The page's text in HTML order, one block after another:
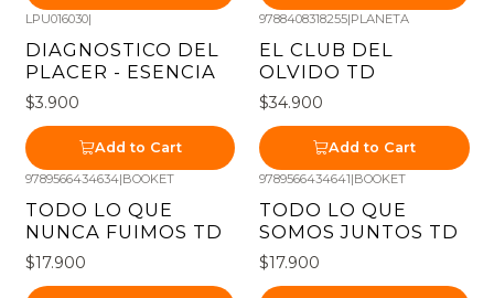
LPU016030|
DIAGNOSTICO DEL
PLACER - ESENCIA
$3.900
Add to Cart
9788408318255|PLANETA
EL CLUB DEL
OLVIDO TD
$34.900
Add to Cart
9789566434634|BOOKET
TODO LO QUE
NUNCA FUIMOS TD
$17.900
9789566434641|BOOKET
TODO LO QUE
SOMOS JUNTOS TD
$17.900